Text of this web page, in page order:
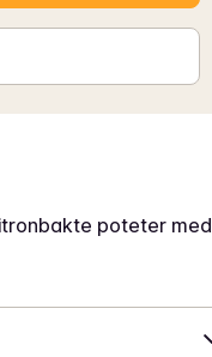
poteter med